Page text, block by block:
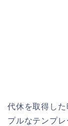
代休を取得し
プルなテンプ